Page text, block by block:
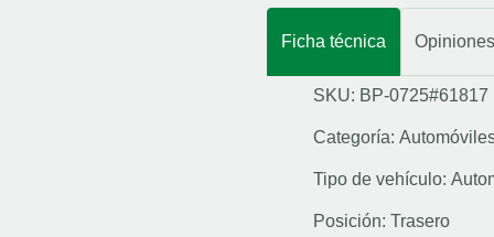
Ficha técnica Opiniones
SKU: BP-0725#61817
Categoría:
Tipo de vehículo:
Posición: Trasero